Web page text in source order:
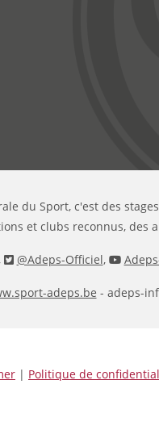
du Sport, c'est des
et clubs reconnus, des
@Adeps-Officiel,
adeps.be - adeps-
| Politique de